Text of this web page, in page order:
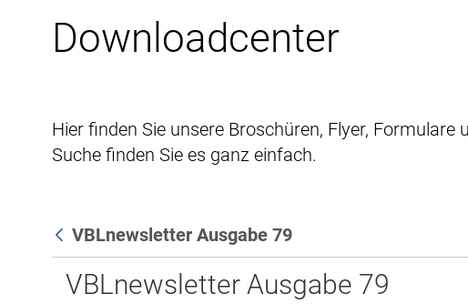
Downloadcenter
Hier finden Sie unsere Broschüren, Flyer,
Suche finden Sie es ganz einfach.
Zurück
VBLnewsletter Ausgabe 79
VBLnewsletter Ausgabe 79